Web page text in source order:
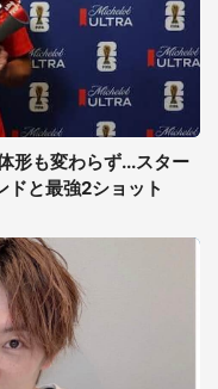
形も変わらず...スター
ドと最強2ショット